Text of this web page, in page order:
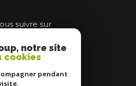
suivre sur
notre site
cookies
pendant